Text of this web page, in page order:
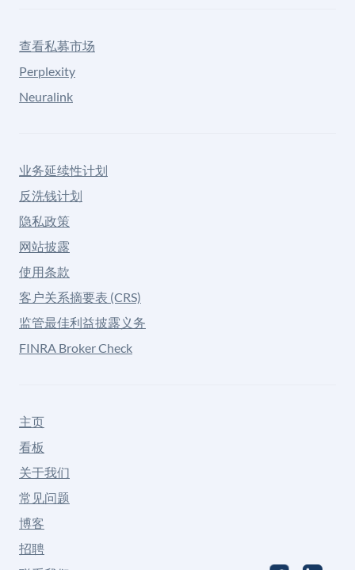
查看私募市场
Perplexity
Neuralink
业务延续性计划
反洗钱计划
隐私政策
网站披露
使用条款
客户关系摘要表 (CRS)
监管最佳利益披露义务
FINRA Broker Check
主页
看板
关于我们
常见问题
博客
招聘